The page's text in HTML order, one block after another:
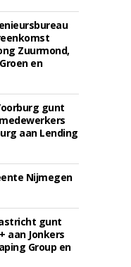
Zuurmond,
en
gunt
aan Lending
Nijmegen
gunt
aan Jonkers
Group en